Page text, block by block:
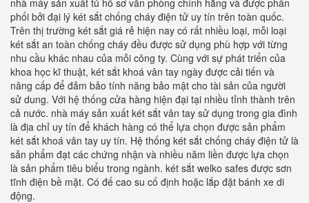
nhà máy sản xuất tủ hồ sơ văn phòng chính hãng và được phân
phối bởi đại lý két sắt chống cháy điện tử uy tín trên toàn quốc.
Trên thị trường két sắt giá rẻ hiện nay có rất nhiều loại, mỗi loại
két sắt an toàn chống cháy đều được sử dụng phù hợp với từng
nhu cầu khác nhau của mỗi công ty. Cùng với sự phát triển của
khoa học kĩ thuật, két sắt khoá vân tay ngày được cải tiến và
nâng cấp để đảm bảo tính năng bảo mật cho tài sản của người
sử dung. Với hệ thống cửa hàng hiện đại tại nhiều tỉnh thành trên
cả nước. nhà máy sản xuất két sắt vân tay sử dụng trong gia đình
là địa chỉ uy tín để khách hàng có thể lựa chọn được sản phẩm
két sắt khoá vân tay uy tín. Hệ thống két sắt chống cháy điện tử là
sản phẩm đạt các chứng nhận và nhiều năm liền được lựa chọn
là sản phẩm tiêu biểu trong ngành. két sắt welko safes được sơn
tĩnh điện bề mặt. Có đế cao su cố định hoặc lắp đặt bánh xe di
động.